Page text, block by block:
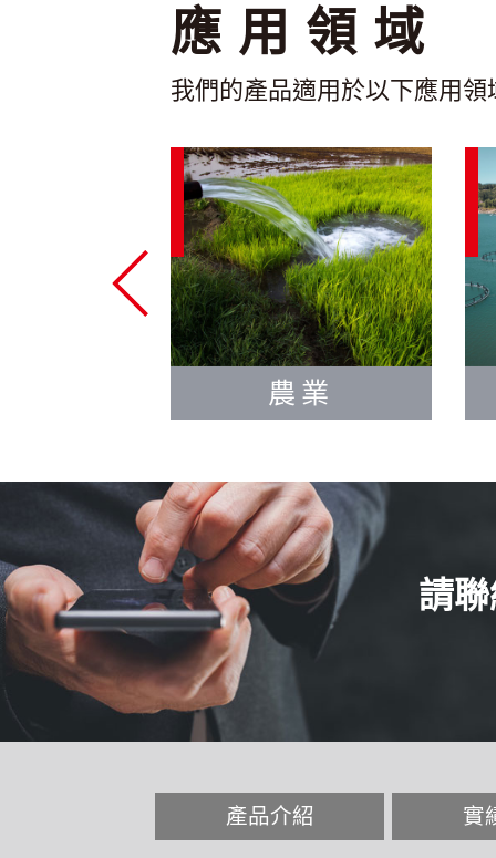
應用領域
我們的產品適用於以下應用領
農業
請
產品介紹 實